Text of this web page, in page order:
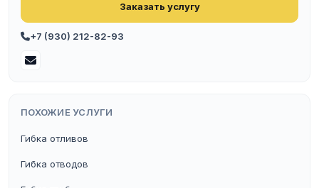
Заказать услугу
+7 (930) 212-82-93
ПОХОЖИЕ УСЛУГИ
Гибка отливов
Гибка отводов